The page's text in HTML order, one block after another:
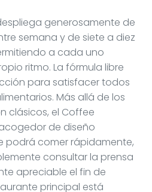
generosamente de
semana y de siete a diez
a cada uno
ritmo. La fórmula libre
para satisfacer todos
Más allá de los
clásicos, el Coffee
de diseño
comer rápidamente,
consultar la prensa
apreciable el fin de
principal está